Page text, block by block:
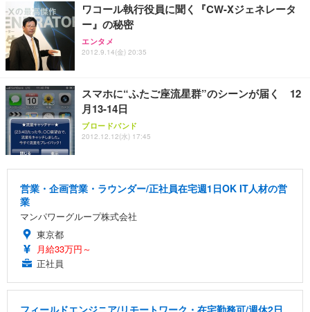
務用 おしゃれ パソコンチェア (ブラック)
Sezlife オフィスチェア デスクチェア 疲れない テレ
ワーク チェア 強化バックレスト 30度ロッキング機
能 人間工学 椅子 腰サポート 90度跳ね上げ式アーム
務用 おしゃれ パソコンチェア (ホワイト)
ANDWINT オフィスチェア デスクチェア 肘なし メ
ッシュ 通気性 ランバーサポート付き 腰サポート ガ
ス圧無段階昇降 360度回転 キャスター付き コンパク
【整備済み品】Dell E2724HS 27インチ 液晶モニタ
ー フルHD（1920×1080）VA 非光沢 HDMI/DisplayP
ort/VGA スピーカー内蔵 高さ調整 スイベル VESA対
【MiniLED/24.5inch/280Hz/FHD】GRAPHT THE S
HOOTER Gaming Monitor 24” Essential ゲーミン
グモニター QD 24.5インチ 1ms FHD 量子ドット 残
Smart Basic(スマートベーシック) 【Amazon.co.jp
限定】 Smart Basic アイリスオーヤマ ペットシーツ
超厚型 お徳用 ワイド 100枚入 (x 1) (ケース販売)
アイリスオーヤマ ペットシーツ 超厚型 お徳用 レギ
ュラー 200枚入【Amazon.co.jp限定】
ワコール執行役員に聞く『CW-Xジェネレータ
ー』の秘密
エンタメ
2012.9.14(金) 20:35
スマホに“ふたご座流星群”のシーンが届く 12
月13-14日
ブロードバンド
2012.12.12(水) 17:45
営業・企画営業・ラウンダー/正社員在宅週1日OK IT人材の営
業
マンパワーグループ株式会社
東京都
月給33万円～
正社員
フィールドエンジニア/リモートワーク・在宅勤務可/週休2日